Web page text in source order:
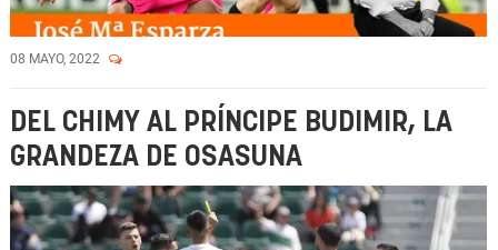
08 MAYO, 2022
DEL CHIMY AL PRÍNCIPE BUDIMIR, LA
GRANDEZA DE OSASUNA